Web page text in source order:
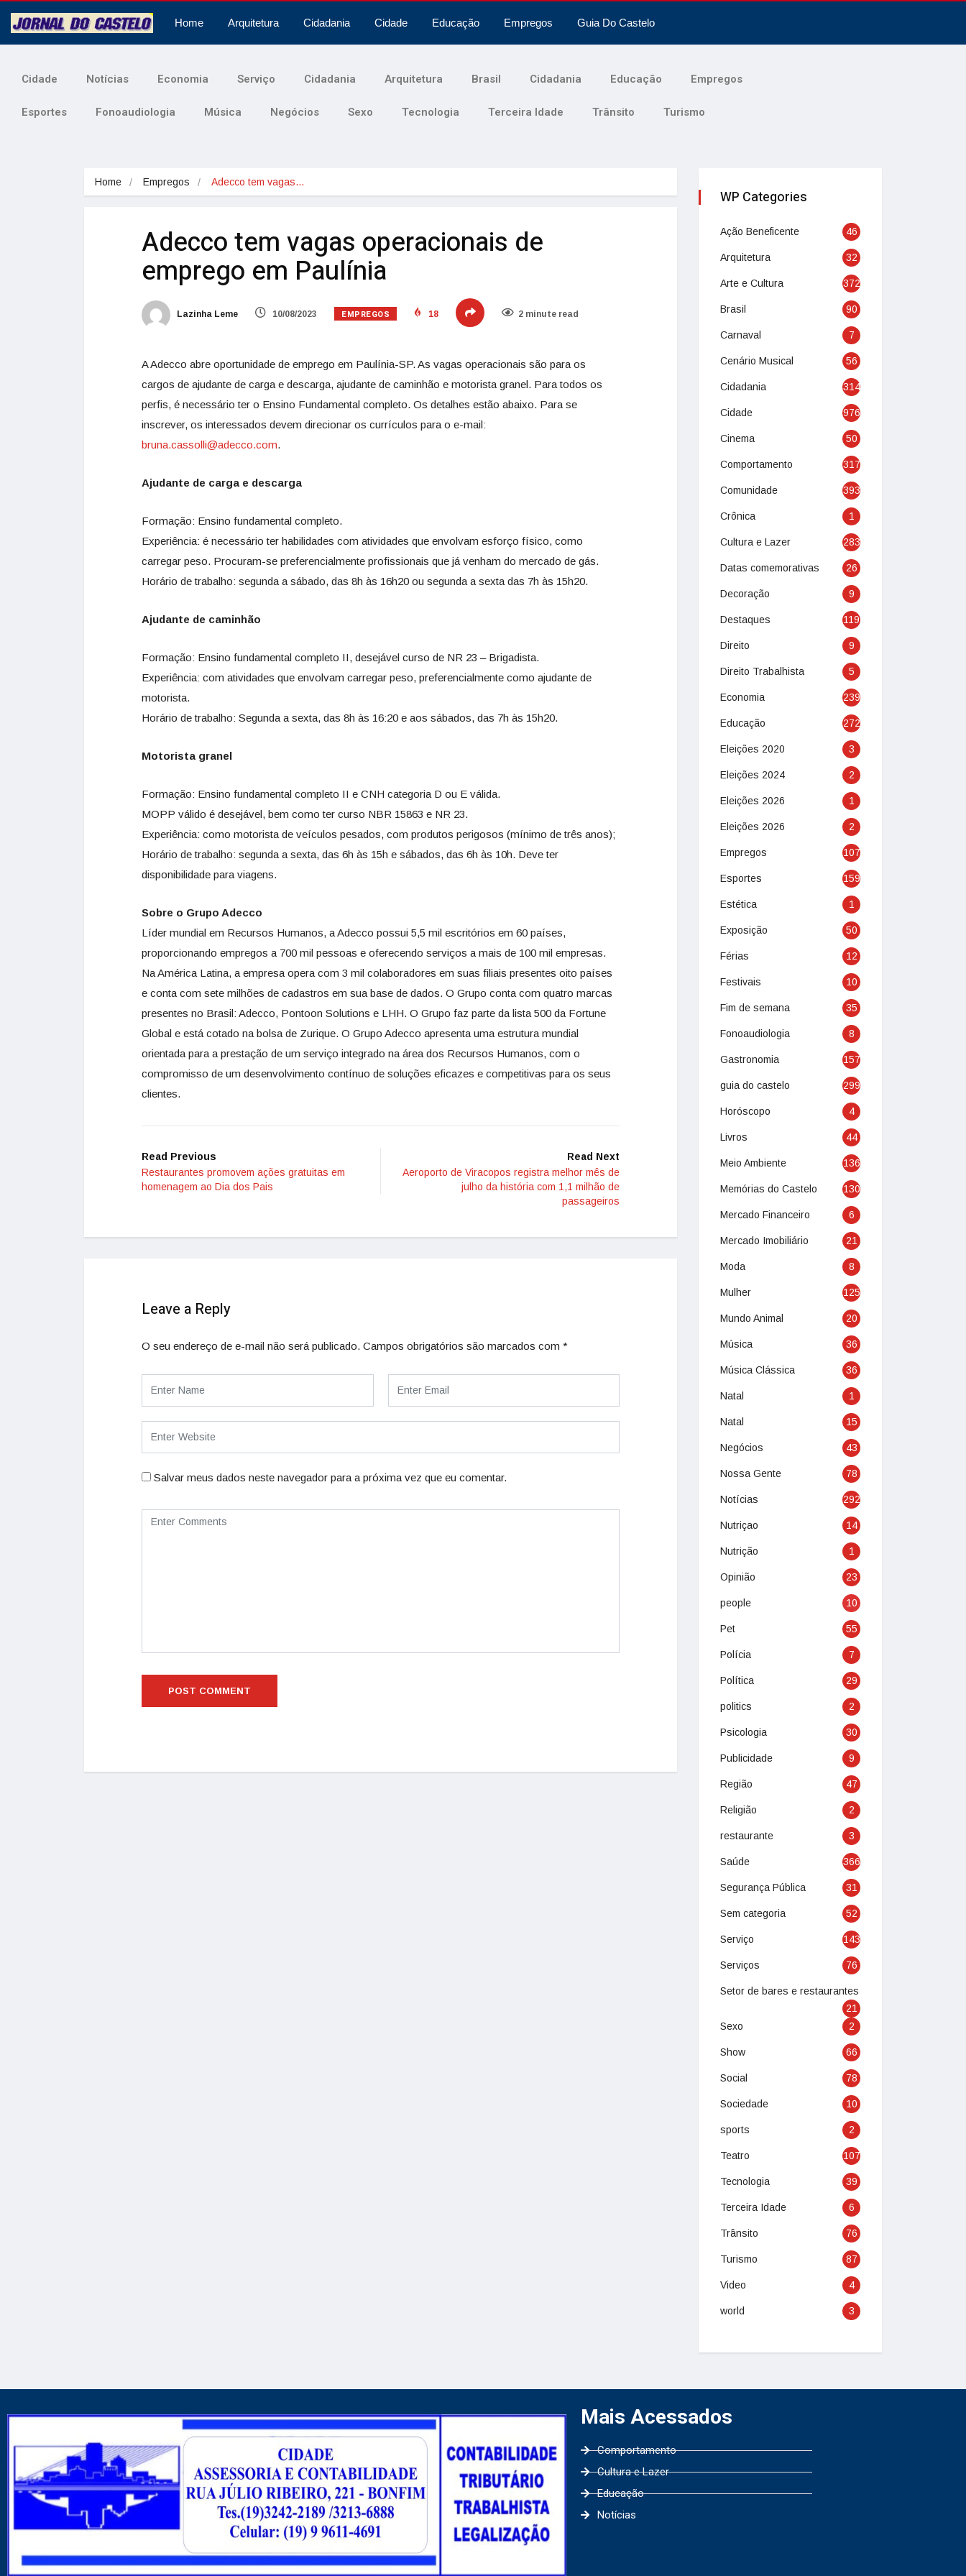
Home Arquitetura Cidadania Cidade Educação Empregos Guia Do Castelo
Cidade Notícias Economia Serviço Cidadania Arquitetura Brasil Cidadania Educação Empregos
Esportes Fonoaudiologia Música Negócios Sexo Tecnologia Terceira Idade Trânsito Turismo
Home Empregos Adecco tem vagas…
Adecco tem vagas operacionais de
emprego em Paulínia
Lazinha Leme 10/08/2023 EMPREGOS 18 2 minute read
A Adecco abre oportunidade de emprego em Paulínia-SP. As vagas operacionais são para os
cargos de ajudante de carga e descarga, ajudante de caminhão e motorista granel. Para todos os
perfis, é necessário ter o Ensino Fundamental completo. Os detalhes estão abaixo. Para se
inscrever, os interessados devem direcionar os currículos para o e-mail:
bruna.cassolli@adecco.com.
Ajudante de carga e descarga
Formação: Ensino fundamental completo.
Experiência: é necessário ter habilidades com atividades que envolvam esforço físico, como
carregar peso. Procuram-se preferencialmente profissionais que já venham do mercado de gás.
Horário de trabalho: segunda a sábado, das 8h às 16h20 ou segunda a sexta das 7h às 15h20.
Ajudante de caminhão
Formação: Ensino fundamental completo II, desejável curso de NR 23 – Brigadista.
Experiência: com atividades que envolvam carregar peso, preferencialmente como ajudante de
motorista.
Horário de trabalho: Segunda a sexta, das 8h às 16:20 e aos sábados, das 7h às 15h20.
Motorista granel
Formação: Ensino fundamental completo II e CNH categoria D ou E válida.
MOPP válido é desejável, bem como ter curso NBR 15863 e NR 23.
Experiência: como motorista de veículos pesados, com produtos perigosos (mínimo de três anos);
Horário de trabalho: segunda a sexta, das 6h às 15h e sábados, das 6h às 10h. Deve ter
disponibilidade para viagens.
Sobre o Grupo Adecco
Líder mundial em Recursos Humanos, a Adecco possui 5,5 mil escritórios em 60 países,
proporcionando empregos a 700 mil pessoas e oferecendo serviços a mais de 100 mil empresas.
Na América Latina, a empresa opera com 3 mil colaboradores em suas filiais presentes oito países
e conta com sete milhões de cadastros em sua base de dados. O Grupo conta com quatro marcas
presentes no Brasil: Adecco, Pontoon Solutions e LHH. O Grupo faz parte da lista 500 da Fortune
Global e está cotado na bolsa de Zurique. O Grupo Adecco apresenta uma estrutura mundial
orientada para a prestação de um serviço integrado na área dos Recursos Humanos, com o
compromisso de um desenvolvimento contínuo de soluções eficazes e competitivas para os seus
clientes.
Read Previous
Restaurantes promovem ações gratuitas em
homenagem ao Dia dos Pais
Read Next
Aeroporto de Viracopos registra melhor mês de
julho da história com 1,1 milhão de
passageiros
Leave a Reply
O seu endereço de e-mail não será publicado. Campos obrigatórios são marcados com *
Salvar meus dados neste navegador para a próxima vez que eu comentar.
WP Categories
Ação Beneficente 46
Arquitetura 32
Arte e Cultura 372
Brasil 90
Carnaval 7
Cenário Musical 56
Cidadania 314
Cidade 976
Cinema 50
Comportamento 317
Comunidade 393
Crônica 1
Cultura e Lazer 283
Datas comemorativas 26
Decoração 9
Destaques 119
Direito 9
Direito Trabalhista 5
Economia 239
Educação 272
Eleições 2020 3
Eleições 2024 2
Eleições 2026 1
Eleições 2026 2
Empregos 107
Esportes 159
Estética 1
Exposição 50
Férias 12
Festivais 10
Fim de semana 35
Fonoaudiologia 8
Gastronomia 157
guia do castelo 299
Horóscopo 4
Livros 44
Meio Ambiente 136
Memórias do Castelo 130
Mercado Financeiro 6
Mercado Imobiliário 21
Moda 8
Mulher 125
Mundo Animal 20
Música 36
Música Clássica 36
Natal 1
Natal 15
Negócios 43
Nossa Gente 78
Notícias 292
Nutriçao 14
Nutrição 1
Opinião 23
people 10
Pet 55
Polícia 7
Política 29
politics 2
Psicologia 30
Publicidade 9
Região 47
Religião 2
restaurante 3
Saúde 366
Segurança Pública 31
Sem categoria 52
Serviço 143
Serviços 76
Setor de bares e restaurantes
21
Sexo
2
Show 66
Social 78
Sociedade 10
sports 2
Teatro 107
Tecnologia 39
Terceira Idade 6
Trânsito 76
Turismo 87
Video 4
world 3
Mais Acessados
Comportamento
Cultura e Lazer
Educação
Notícias